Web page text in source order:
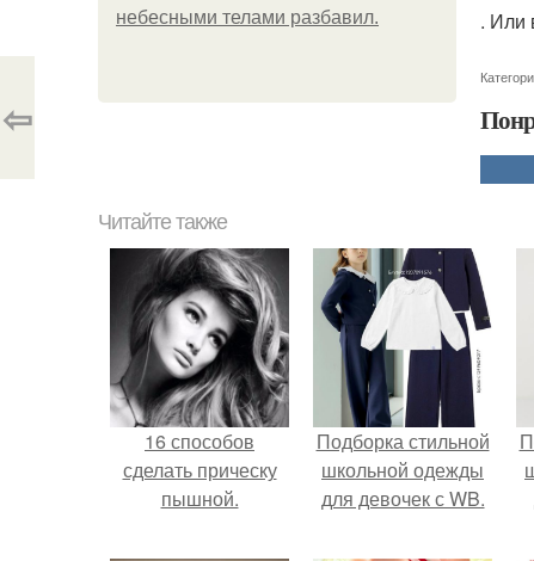
небесными телами разбавил.
. Или
⇦
Читайте также
16 способов
сделать прическу
пышной.
Подборка стильной
школьной одежды
для девочек с WB.